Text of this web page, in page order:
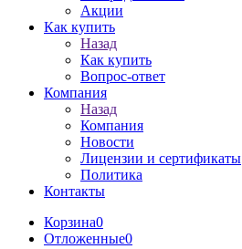
Акции
Как купить
Назад
Как купить
Вопрос-ответ
Компания
Назад
Компания
Новости
Лицензии и сертификаты
Политика
Контакты
Корзина0
Отложенные0